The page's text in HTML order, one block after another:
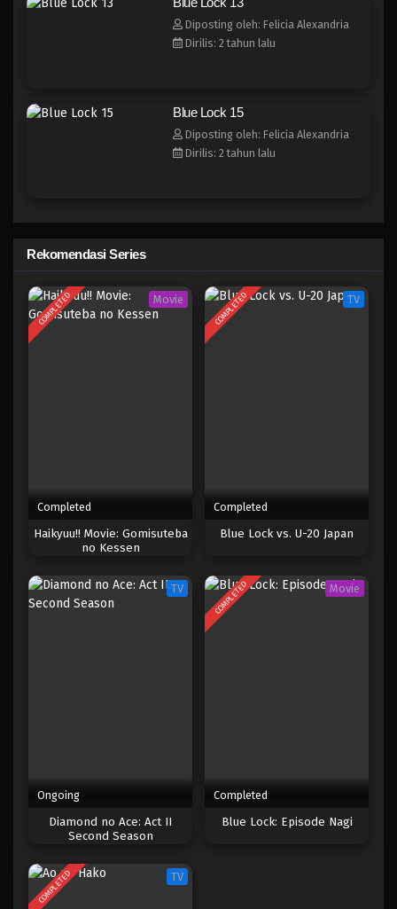
Blue Lock 8
Blue Lock 7
Eps 7 - Februari 3, 2025
Eps 5 - Februari 3, 2025
Blue Lock Episode 24
Blue Lock Episode 21
Diposting oleh: Felicia Alexandria
Dirilis: 2 tahun lalu
Blue Lock 15
Diposting oleh: Felicia Alexandria
Dirilis: 2 tahun lalu
Rekomendasi Series
COMPLETED Movie
Completed
Haikyuu!! Movie: Gomisuteba
no Kessen
COMPLETED TV
Completed
Blue Lock vs. U-20 Japan
TV
Ongoing
Diamond no Ace: Act II
Second Season
COMPLETED Movie
Completed
Blue Lock: Episode Nagi
COMPLETED TV